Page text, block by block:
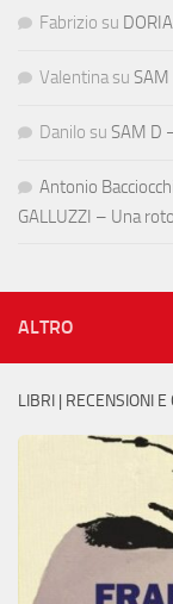
Fabrizio su
Valentina su
Danilo su SAM D
Antonio Bacciocchi
GALLUZZI – Una
ALTRO
LIBRI | RECENSIONI E